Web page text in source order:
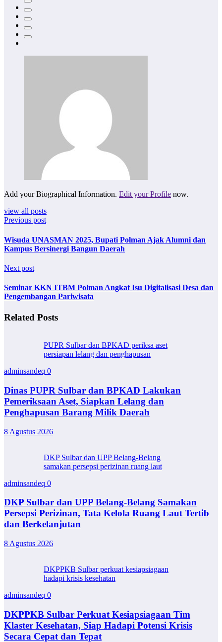
Add your Biographical Information. Edit your Profile now.
view all posts
Previous post
Wisuda UNASMAN 2025, Bupati Polman Ajak Alumni dan
Kampus Bersinergi Bangun Daerah
Next post
Seminar KKN ITBM Polman Angkat Isu Digitalisasi Desa dan
Pengembangan Pariwisata
Related Posts
PUPR Sulbar dan BPKAD periksa aset
persiapan lelang dan penghapusan
adminsandeq 0
Dinas PUPR Sulbar dan BPKAD Lakukan
Pemeriksaan Aset, Siapkan Lelang dan
Penghapusan Barang Milik Daerah
8 Agustus 2026
DKP Sulbar dan UPP Belang-Belang
samakan persepsi perizinan ruang laut
adminsandeq 0
DKP Sulbar dan UPP Belang-Belang Samakan
Persepsi Perizinan, Tata Kelola Ruang Laut Tertib
dan Berkelanjutan
8 Agustus 2026
DKPPKB Sulbar perkuat kesiapsiagaan
hadapi krisis kesehatan
adminsandeq 0
DKPPKB Sulbar Perkuat Kesiapsiagaan Tim
Klaster Kesehatan, Siap Hadapi Potensi Krisis
Secara Cepat dan Tepat